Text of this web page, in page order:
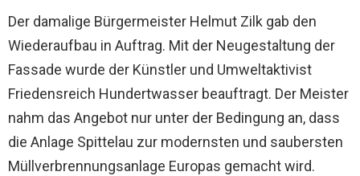
Der damalige Bürgermeister Helmut Zilk gab den
Wiederaufbau in Auftrag. Mit der Neugestaltung der
Fassade wurde der Künstler und Umweltaktivist
Friedensreich Hundertwasser beauftragt. Der Meister
nahm das Angebot nur unter der Bedingung an, dass
die Anlage Spittelau zur modernsten und saubersten
Müllverbrennungsanlage Europas gemacht wird.